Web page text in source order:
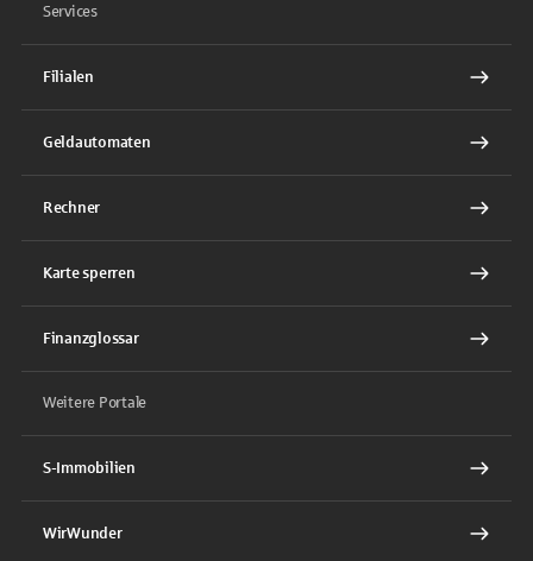
Services
Filialen
Geldautomaten
Rechner
Karte sperren
Finanzglossar
Weitere Portale
S-Immobilien
WirWunder